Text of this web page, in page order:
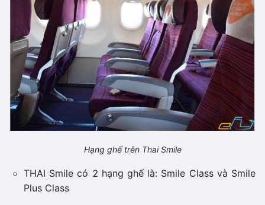
Hạng ghế trên Thai Smile
THAI Smile có 2 hạng ghế là: Smile Class và Smile
Plus Class